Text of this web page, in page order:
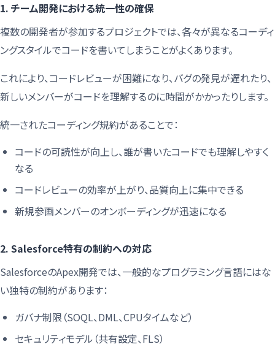
1. チーム開発における統一性の確保
複数の開発者が参加するプロジェクトでは、各々が異なるコーディ
ングスタイルでコードを書いてしまうことがよくあります。
これにより、コードレビューが困難になり、バグの発見が遅れたり、
新しいメンバーがコードを理解するのに時間がかかったりします。
統一されたコーディング規約があることで：
コードの可読性が向上し、誰が書いたコードでも理解しやすく
なる
コードレビューの効率が上がり、品質向上に集中できる
新規参画メンバーのオンボーディングが迅速になる
2. Salesforce特有の制約への対応
SalesforceのApex開発では、一般的なプログラミング言語にはな
い独特の制約があります：
ガバナ制限（SOQL、DML、CPUタイムなど）
セキュリティモデル（共有設定、FLS）